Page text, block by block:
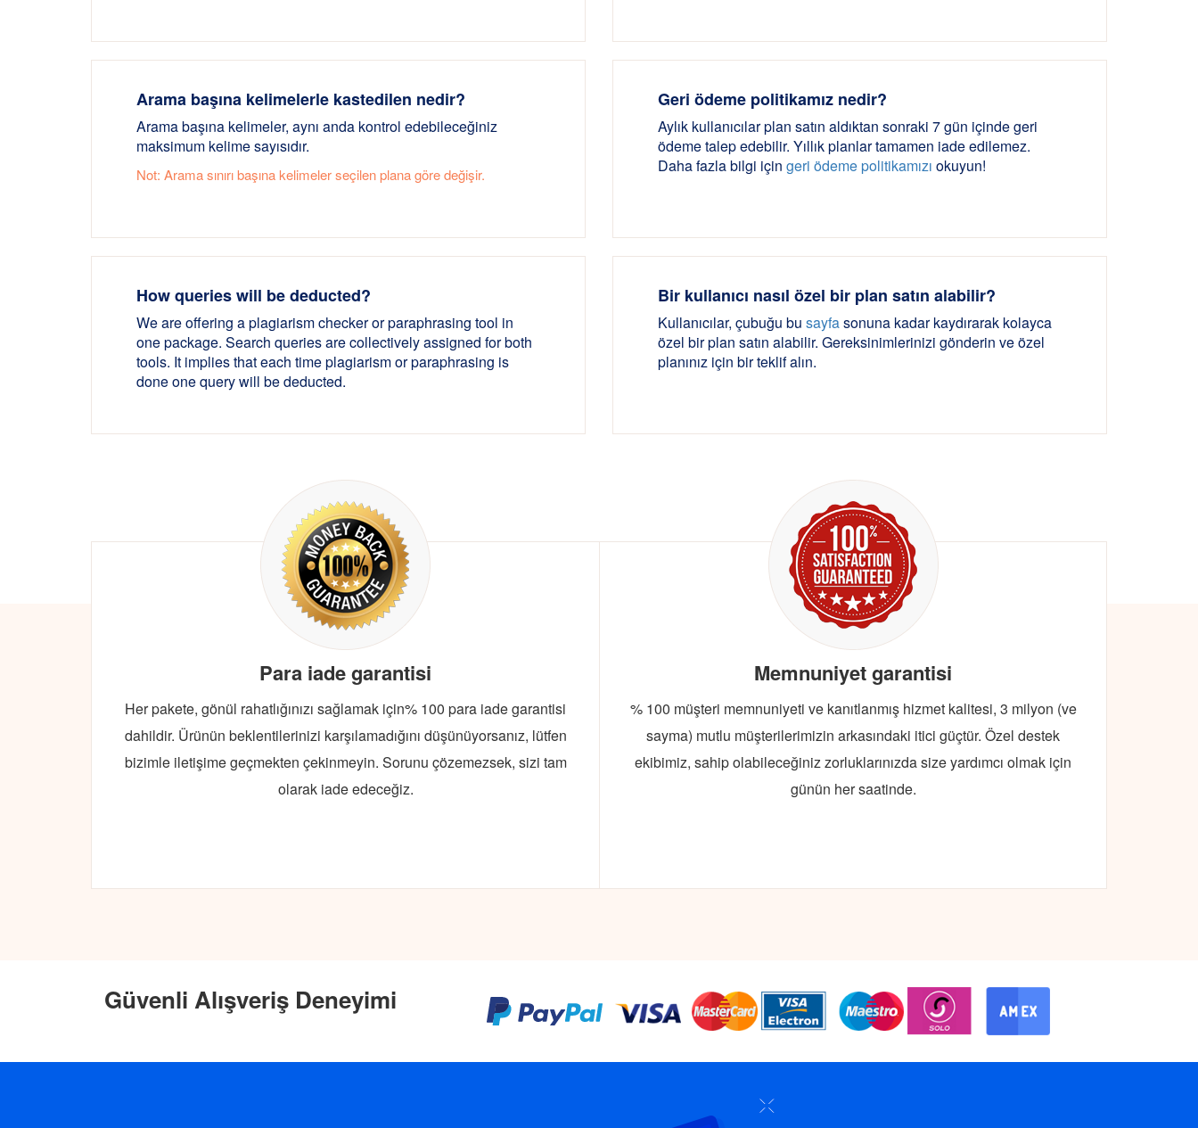
Arama başına kelimelerle kastedilen nedir?
Arama başına kelimeler, aynı anda kontrol edebileceğiniz
maksimum kelime sayısıdır.
Not: Arama sınırı başına kelimeler seçilen plana göre değişir.
How queries will be deducted?
We are offering a plagiarism checker or paraphrasing tool in
one package. Search queries are collectively assigned for both
tools. It implies that each time plagiarism or paraphrasing is
done one query will be deducted.
Geri ödeme politikamız nedir?
Aylık kullanıcılar plan satın aldıktan sonraki 7 gün içinde geri
ödeme talep edebilir. Yıllık planlar tamamen iade edilemez.
Daha fazla bilgi için geri ödeme politikamızı okuyun!
Bir kullanıcı nasıl özel bir plan satın alabilir?
Kullanıcılar, çubuğu bu sayfasonuna kadar kaydırarak kolayca
özel bir plan satın alabilir. Gereksinimlerinizi gönderin ve özel
planınız için bir teklif alın.
Para iade garantisi
Her pakete, gönül rahatlığınızı sağlamak için% 100 para iade garantisi
dahildir. Ürünün beklentilerinizi karşılamadığını düşünüyorsanız, lütfen
bizimle iletişime geçmekten çekinmeyin. Sorunu çözemezsek, sizi tam
olarak iade edeceğiz.
Memnuniyet garantisi
% 100 müşteri memnuniyeti ve kanıtlanmış hizmet kalitesi, 3 milyon (ve
sayma) mutlu müşterilerimizin arkasındaki itici güçtür. Özel destek
ekibimiz, sahip olabileceğiniz zorluklarınızda size yardımcı olmak için
günün her saatinde.
Güvenli Alışveriş Deneyimi